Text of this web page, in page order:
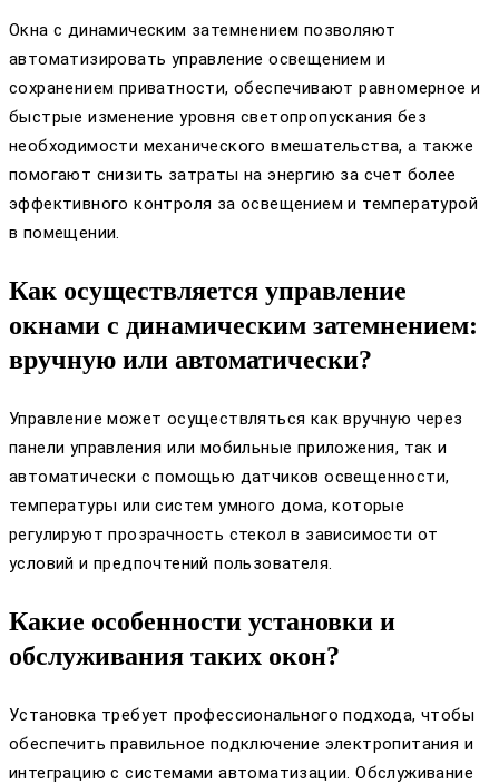
Окна с динамическим затемнением позволяют
автоматизировать управление освещением и
сохранением приватности, обеспечивают равномерное и
быстрые изменение уровня светопропускания без
необходимости механического вмешательства, а также
помогают снизить затраты на энергию за счет более
эффективного контроля за освещением и температурой
в помещении.
Как осуществляется управление
окнами с динамическим затемнением:
вручную или автоматически?
Управление может осуществляться как вручную через
панели управления или мобильные приложения, так и
автоматически с помощью датчиков освещенности,
температуры или систем умного дома, которые
регулируют прозрачность стекол в зависимости от
условий и предпочтений пользователя.
Какие особенности установки и
обслуживания таких окон?
Установка требует профессионального подхода, чтобы
обеспечить правильное подключение электропитания и
интеграцию с системами автоматизации. Обслуживание